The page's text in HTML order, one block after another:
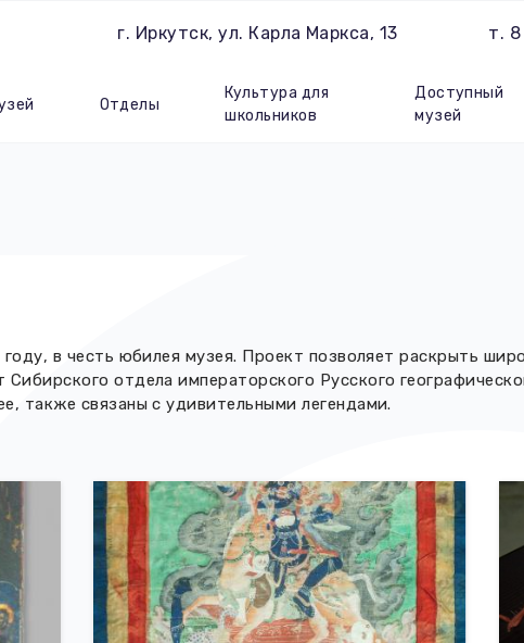
г. Иркутск, ул. Карла Маркса, 13 т.
Отделы
Культура для
школьников
Доступный
музей
в честь юбилея музея. Проект позволяет раскрыть
отдела императорского Русского
также связаны с удивительными легендами.